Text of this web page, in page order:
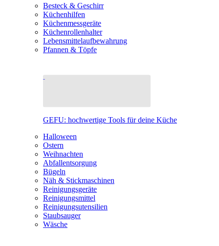
Besteck & Geschirr
Küchenhilfen
Küchenmessgeräte
Küchenrollenhalter
Lebensmittelaufbewahrung
Pfannen & Töpfe
GEFU: hochwertige Tools für deine Küche
Halloween
Ostern
Weihnachten
Abfallentsorgung
Bügeln
Näh & Stickmaschinen
Reinigungsgeräte
Reinigungsmittel
Reinigungsutensilien
Staubsauger
Wäsche